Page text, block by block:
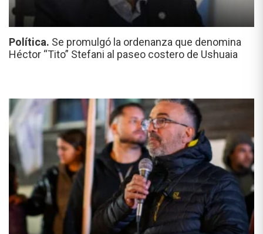
Política. Se promulgó la ordenanza que denomina
Héctor “Tito” Stefani al paseo costero de Ushuaia